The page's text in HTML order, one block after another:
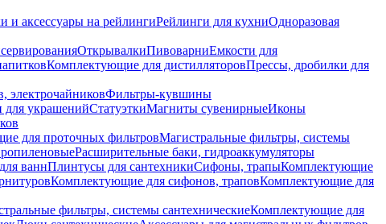
и аксессуары на рейлингиРейлинги для кухниОдноразовая
ОткрывалкиПивоварниЕмкости для
Комплектующие для дистилляторовПрессы, дробилки для
электрочайниковФильтры-кувшины
для украшенийСтатуэткиМагниты сувенирныеИконы
для проточных фильтровМагистральные фильтры, системы
Расширительные баки, гидроаккумуляторы
ваннПлинтусы для сантехникиСифоны, трапыКомплектующие
Комплектующие для сифонов, траповКомплектующие для
фильтры, системы сантехническиеКомплектующие для